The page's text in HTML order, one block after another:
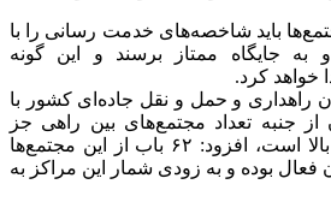
باید شاخصه‌های خدمت رسانی را با
به جایگاه ممتاز برسند و این گونه
خواهد کرد.
راهداری و حمل و نقل جاده‌ای کشور با
از جنبه تعداد مجتمع‌های بین راهی جز
استان‌های دارای شاخص بالا است، افزود: ۶۲ باب از این مجتمع‌ها
فعال بوده و به زودی شمار این مراکز به